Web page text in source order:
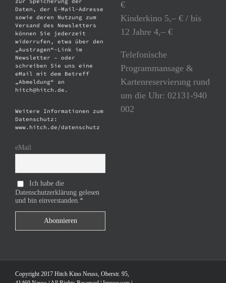
Daten, der E-Mail-Adresse
sowie deren Nutzung zum
Versand des Newsletters
können Sie jederzeit
widerrufen, etwa über den
„Austragen“-Link im
Newsletter – oder
schreiben Sie uns eine
eMail mit dem Betreff
„Abmeldung“ an
hitch@hitch.de.
Weitere Informationen zum
Datenschutz:
www.hitch.de/datenschutz
eMail
Ich habe die
Datenschutzerklärung gelesen
und bin einverstanden.*
€
Kinderkino 5,– € / bis
12 Jahre 4,– €
Telefonische
Programmansage &
Kartenreservierung rund
um die Uhr: 02131-940
002
Copyright 2017 Hitch Kino Neuss, Oberstr. 95,